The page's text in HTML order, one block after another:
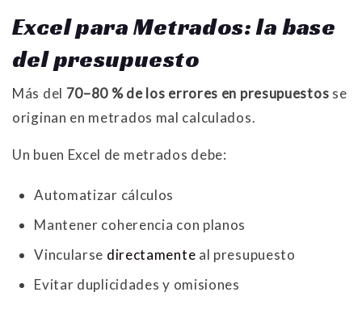
Excel para Metrados: la base
del presupuesto
Más del 70–80 % de los errores en presupuestos se
originan en metrados mal calculados.
Un buen Excel de metrados debe:
Automatizar cálculos
Mantener coherencia con planos
Vincularse directamente al presupuesto
Evitar duplicidades y omisiones